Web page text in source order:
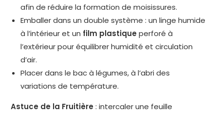
afin de réduire la formation de moisissures.
Emballer dans un double système : un linge humide
à l’intérieur et un film plastique perforé à
l’extérieur pour équilibrer humidité et circulation
d’air.
Placer dans le bac à légumes, à l’abri des
variations de température.
Astuce de la Fruitière : intercaler une feuille